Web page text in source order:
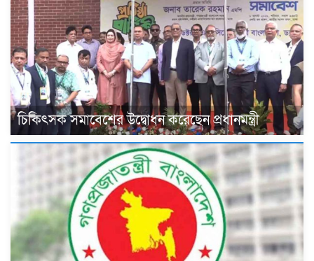
চিকিৎসক সমাবেশের উদ্বোধন করেছেন প্রধানমন্ত্রী